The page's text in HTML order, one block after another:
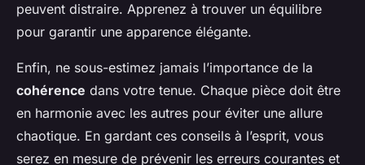
peuvent distraire. Apprenez à trouver un équilibre
pour garantir une apparence élégante.
Enfin, ne sous-estimez jamais l’importance de la
cohérence dans votre tenue. Chaque pièce doit être
en harmonie avec les autres pour éviter une allure
chaotique. En gardant ces conseils à l’esprit, vous
serez en mesure de prévenir les erreurs courantes et